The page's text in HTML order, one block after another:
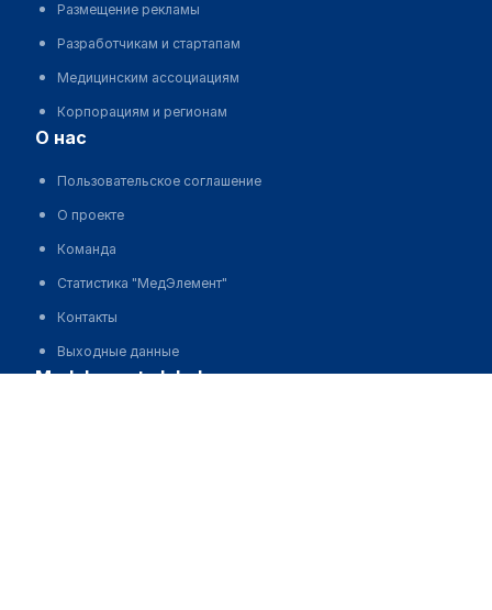
Размещение рекламы
Разработчикам и стартапам
Медицинским ассоциациям
Корпорациям и регионам
о нас
Пользовательское соглашение
О проекте
Команда
Статистика "МедЭлемент"
Контакты
Выходные данные
medelement global